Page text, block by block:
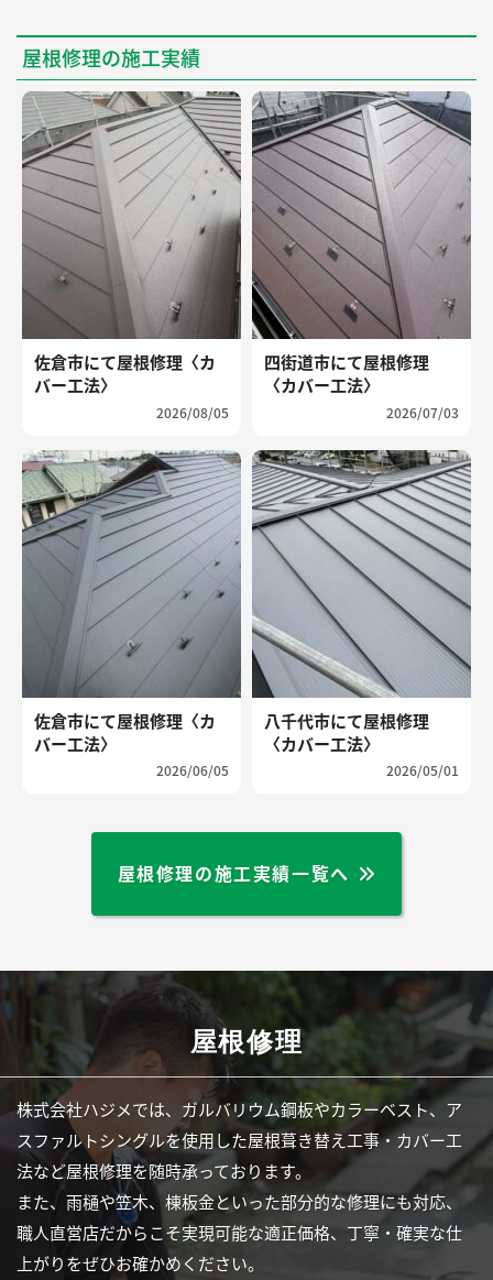
屋根修理の施工実績
佐倉市にて屋根修理〈カ
バー工法〉
2026/08/05
四街道市にて屋根修理
〈カバー工法〉
2026/07/03
佐倉市にて屋根修理〈カ
バー工法〉
2026/06/05
八千代市にて屋根修理
〈カバー工法〉
2026/05/01
屋根修理の施工実績一覧へ
屋根修理
株式会社ハジメでは、ガルバリウム鋼板やカラーベスト、ア
スファルトシングルを使用した屋根葺き替え工事・カバー工
法など屋根修理を随時承っております。
また、雨樋や笠木、棟板金といった部分的な修理にも対応、
職人直営店だからこそ実現可能な適正価格、丁寧・確実な仕
上がりをぜひお確かめください。